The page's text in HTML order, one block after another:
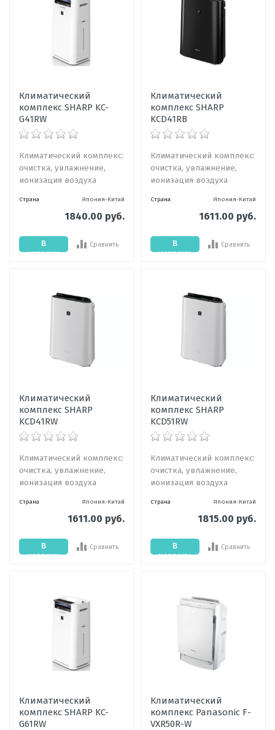
Климатический
комплекс SHARP KC-
G41RW
Климатический комплекс:
очистка, увлажнение,
ионизация воздуха
Страна Япония-Китай
1840.00 руб.
В
корзину
Сравнить
Климатический
комплекс SHARP
KCD41RB
Климатический комплекс:
очистка, увлажнение,
ионизация воздуха
Страна Япония-Китай
1611.00 руб.
В
корзину
Сравнить
Климатический
комплекс SHARP
KCD41RW
Климатический комплекс:
очистка, увлажнение,
ионизация воздуха
Страна Япония-Китай
1611.00 руб.
В
корзину
Сравнить
Климатический
комплекс SHARP
KCD51RW
Климатический комплекс:
очистка, увлажнение,
ионизация воздуха
Страна Япония-Китай
1815.00 руб.
В
корзину
Сравнить
Климатический
комплекс SHARP KC-
G61RW
Климатический
комплекс Panasonic F-
VXR50R-W